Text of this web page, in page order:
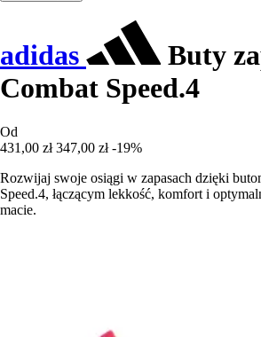
adidas
Buty
Combat Speed.4
Od
431,00 zł 347,00 zł -19%
Rozwijaj swoje osiągi w zapasach dzięki
Speed.4, łączącym lekkość, komfort i
macie.